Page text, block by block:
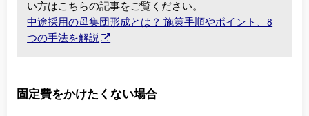
い方はこちらの記事をご覧ください。
中途採用の母集団形成とは？ 施策手順やポイント、8
つの手法を解説
固定費をかけたくない場合